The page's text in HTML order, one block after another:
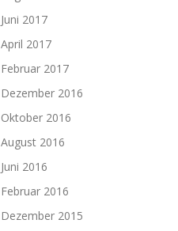
Juni 2017
April 2017
Februar 2017
Dezember 2016
Oktober 2016
August 2016
Juni 2016
Februar 2016
Dezember 2015